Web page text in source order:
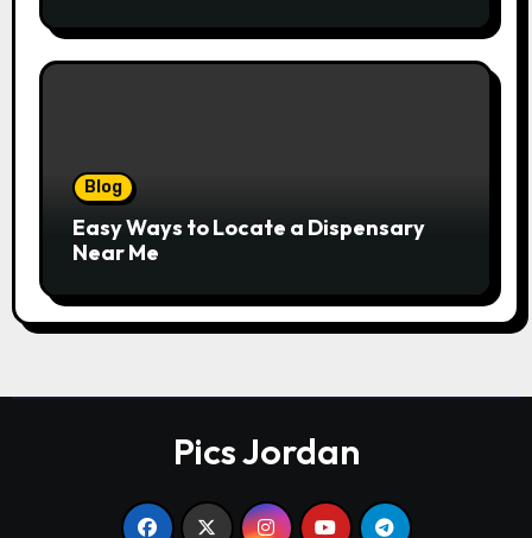
Blog
Easy Ways to Locate a Dispensary
Near Me
Pics Jordan